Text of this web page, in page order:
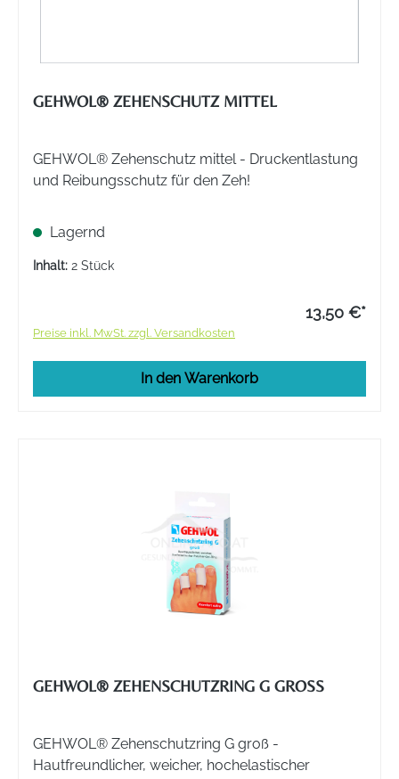
GEHWOL® ZEHENSCHUTZ MITTEL
GEHWOL® Zehenschutz mittel - Druckentlastung
und Reibungsschutz für den Zeh!
Lagernd
Inhalt: 2 Stück
13,50 €*
Preise inkl. MwSt. zzgl. Versandkosten
In den Warenkorb
GEHWOL® ZEHENSCHUTZRING G GROSS
GEHWOL® Zehenschutzring G groß -
Hautfreundlicher, weicher, hochelastischer